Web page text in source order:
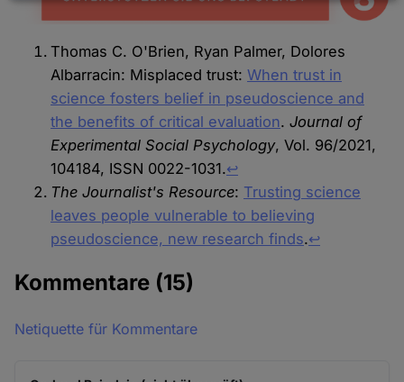
Thomas C. O'Brien, Ryan Palmer, Dolores
Albarracin: Misplaced trust:When trust in
science fosters belief in pseudoscience and
the benefits of critical evaluation.Journal of
Experimental Social Psychology, Vol. 96/2021,
104184, ISSN 0022-1031.↩︎
The Journalist's Resource: Trusting science
leaves people vulnerable to believing
pseudoscience, new research finds.↩︎
Kommentare (15)
Netiquette für Kommentare
und
Cookies